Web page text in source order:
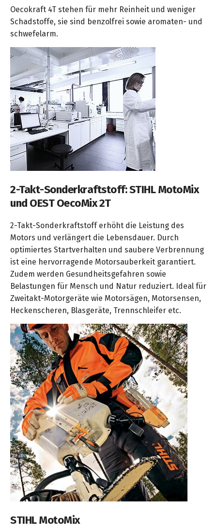
Oecokraft 4T stehen für mehr Reinheit und weniger
Schadstoffe, sie sind benzolfrei sowie aromaten- und
schwefelarm.
2-Takt-Sonderkraftstoff: STIHL MotoMix
und OEST OecoMix 2T
2-Takt-Sonderkraftstoff erhöht die Leistung des
Motors und verlängert die Lebensdauer. Durch
optimiertes Startverhalten und saubere Verbrennung
ist eine hervorragende Motorsauberkeit garantiert.
Zudem werden Gesundheitsgefahren sowie
Belastungen für Mensch und Natur reduziert. Ideal für
Zweitakt-Motorgeräte wie Motorsägen, Motorsensen,
Heckenscheren, Blasgeräte, Trennschleifer etc.
STIHL MotoMix